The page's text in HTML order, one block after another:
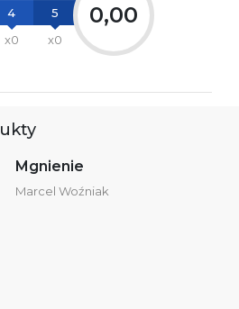
4
x0
5
x0
0,00
Mgnienie
Marcel Woźniak